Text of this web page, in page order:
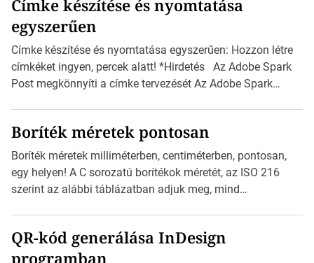
Címke készítése és nyomtatása
egyszerűen
Címke készítése és nyomtatása egyszerűen: Hozzon létre
címkéket ingyen, percek alatt! *Hirdetés Az Adobe Spark
Post megkönnyíti a címke tervezését Az Adobe Spark
igazán foroghatnak a kreatív fogaskerekek, miközben
zajlik a saját címke készítése. Hogyan készítsünk címkét?
Válasszon méretet és alakot: Válassza ki a kívánt címke
méretét. Akár néhány […]
Boríték méretek pontosan
Boríték méretek milliméterben, centiméterben, pontosan,
egy helyen! A C sorozatú borítékok méretét, az ISO 216
szerint az alábbi táblázatban adjuk meg, mind
mutatja az A4-es papírlaphoz viszonyítva. Az amerikai és
észak-amerikai boríték méretére az ISO 216 nem
QR-kód generálása InDesign
programban